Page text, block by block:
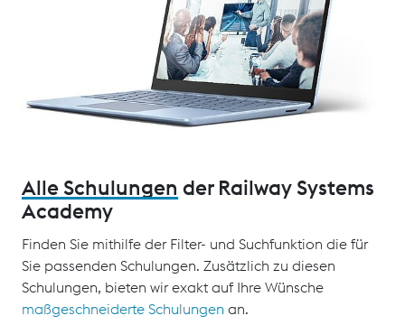
Alle Schulungen der Railway Systems
Academy
Finden Sie mithilfe der Filter- und Suchfunktion die für
Sie passenden Schulungen. Zusätzlich zu diesen
Schulungen, bieten wir exakt auf Ihre Wünsche
maßgeschneiderte Schulungen an.